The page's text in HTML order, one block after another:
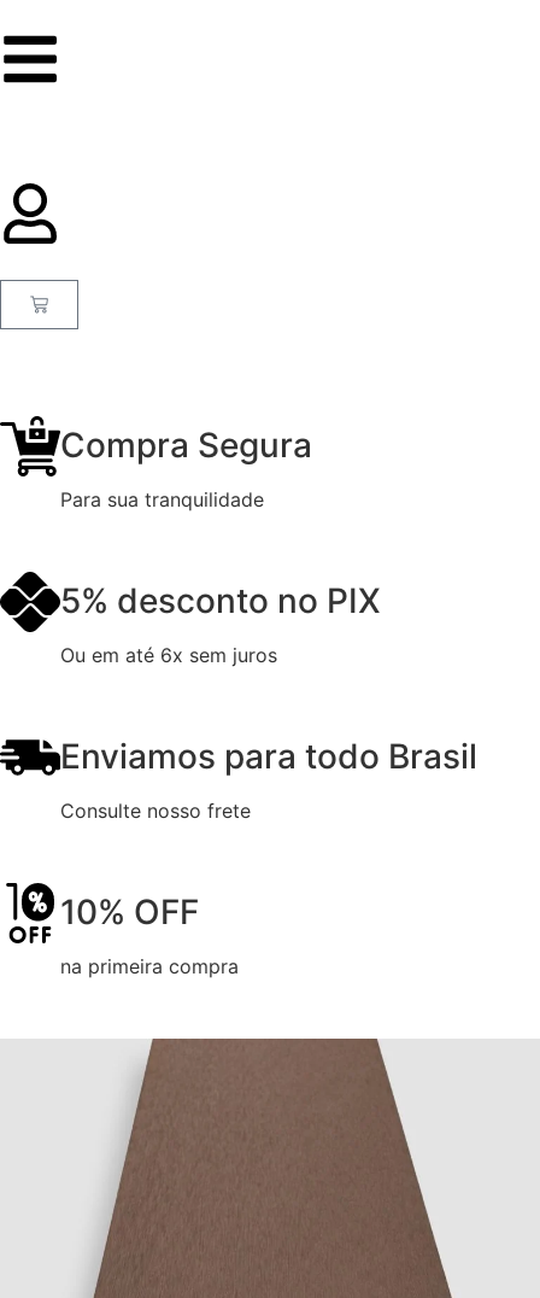
Compra Segura
Para sua tranquilidade
5% desconto no PIX
Ou em até 6x sem juros
Enviamos para todo Brasil
Consulte nosso frete
10% OFF
na primeira compra